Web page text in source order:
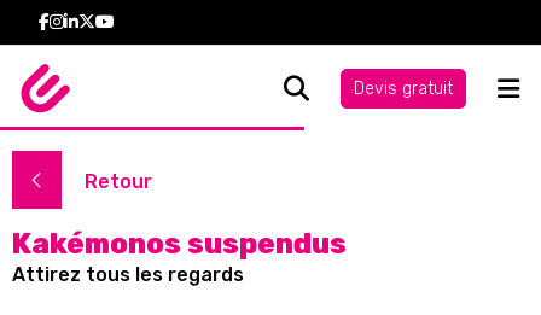
Devis gratuit
Retour
Kakémonos suspendus
Attirez tous les regards